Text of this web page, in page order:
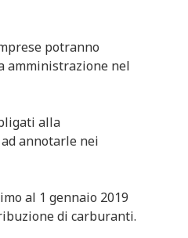
potranno
amministrazione nel
alla
annotarle nei
al 1 gennaio 2019
di carburanti.